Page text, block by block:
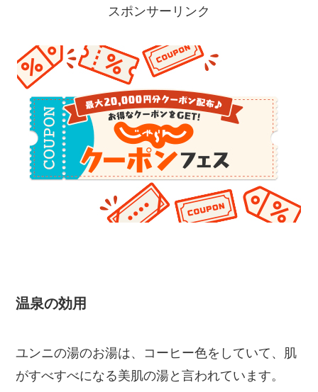
スポンサーリンク
温泉の効用
ユンニの湯のお湯は、コーヒー色をしていて、肌
がすべすべになる美肌の湯と言われています。